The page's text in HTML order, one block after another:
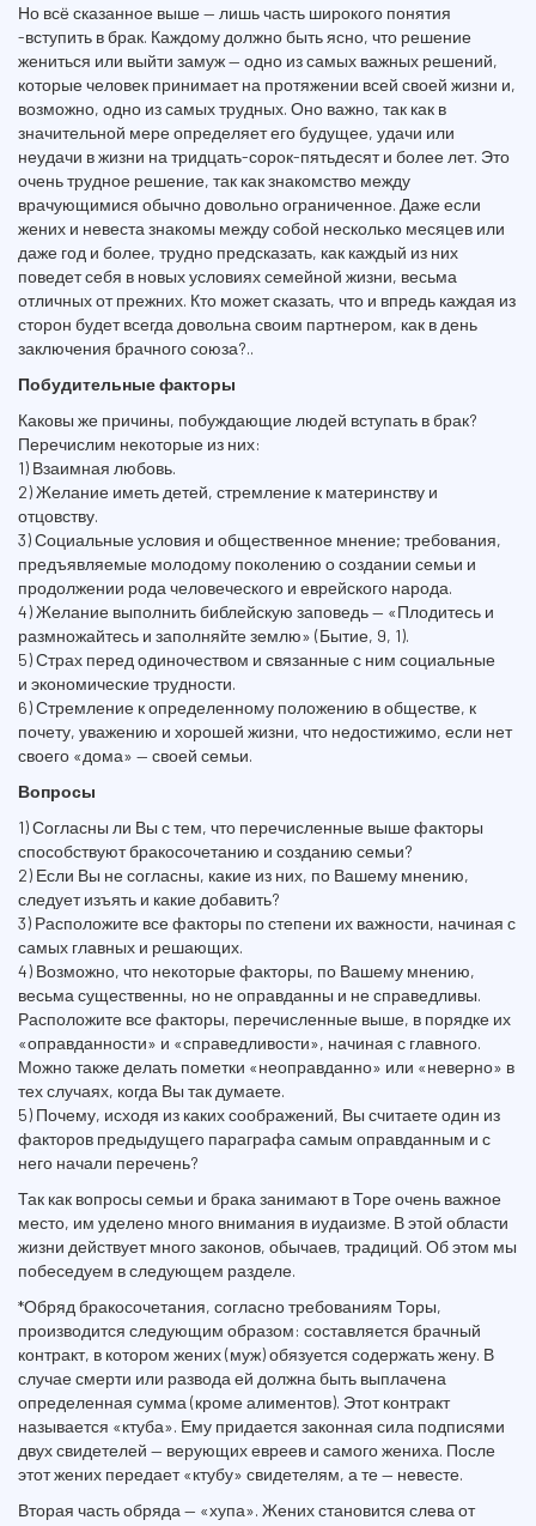
Но всё сказанное выше — лишь часть широкого понятия
-вступить в брак. Каждому должно быть ясно, что решение
жениться или выйти замуж — одно из самых важных решений,
которые человек принимает на протяжении всей своей жизни и,
возможно, одно из самых трудных. Оно важно, так как в
значительной мере определяет его будущее, удачи или
неудачи в жизни на тридцать-сорок-пятьдесят и более лет. Это
очень трудное решение, так как знакомство между
врачующимися обычно довольно ограниченное. Даже если
жених и невеста знакомы между собой несколько месяцев или
даже год и более, трудно предсказать, как каждый из них
поведет себя в новых условиях семейной жизни, весьма
отличных от прежних. Кто может сказать, что и впредь каждая из
сторон будет всегда довольна своим партнером, как в день
заключения брачного союза?..
Побудительные факторы
Каковы же причины, побуждающие людей вступать в брак?
Перечислим некоторые из них:
1) Взаимная любовь.
2) Желание иметь детей, стремление к материнству и
отцовству.
3) Социальные условия и общественное мнение; требования,
предъявляемые молодому поколению о создании семьи и
продолжении рода человеческого и еврейского народа.
4) Желание выполнить библейскую заповедь — «Плодитесь и
размножайтесь и заполняйте землю» (Бытие, 9, 1).
5) Страх перед одиночеством и связанные с ним социальные
и экономические трудности.
6) Стремление к определенному положению в обществе, к
почету, уважению и хорошей жизни, что недостижимо, если нет
своего «дома» — своей семьи.
Вопросы
1) Согласны ли Вы с тем, что перечисленные выше факторы
способствуют бракосочетанию и созданию семьи?
2) Если Вы не согласны, какие из них, по Вашему мнению,
следует изъять и какие добавить?
3) Расположите все факторы по степени их важности, начиная с
самых главных и решающих.
4) Возможно, что некоторые факторы, по Вашему мнению,
весьма существенны, но не оправданны и не справедливы.
Расположите все факторы, перечисленные выше, в порядке их
«оправданности» и «справедливости», начиная с главного.
Можно также делать пометки «неоправданно» или «неверно» в
тех случаях, когда Вы так думаете.
5) Почему, исходя из каких соображений, Вы считаете один из
факторов предыдущего параграфа самым оправданным и с
него начали перечень?
Так как вопросы семьи и брака занимают в Торе очень важное
место, им уделено много внимания в иудаизме. В этой области
жизни действует много законов, обычаев, традиций. Об этом мы
побеседуем в следующем разделе.
*Обряд бракосочетания, согласно требованиям Торы,
производится следующим образом: составляется брачный
контракт, в котором жених (муж) обязуется содержать жену. В
случае смерти или развода ей должна быть выплачена
определенная сумма (кроме алиментов). Этот контракт
называется «ктуба». Ему придается законная сила подписями
двух свидетелей — верующих евреев и самого жениха. После
этот жених передает «ктубу» свидетелям, а те — невесте.
Вторая часть обряда — «хупа». Жених становится слева от